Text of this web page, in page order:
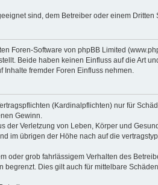
sind, dem Betreiber oder einem Dritten
Foren-Software von phpBB Limited
Beide haben keinen Einfluss auf die Art
Inhalte fremder Foren Einfluss nehmen.
(Kardinalpflichten) nur für
Gewinn.
Verletzung von Leben, Körper und
im übrigen der Höhe nach auf die
oder grob fahrlässigem Verhalten des
Dies gilt auch für mittelbare